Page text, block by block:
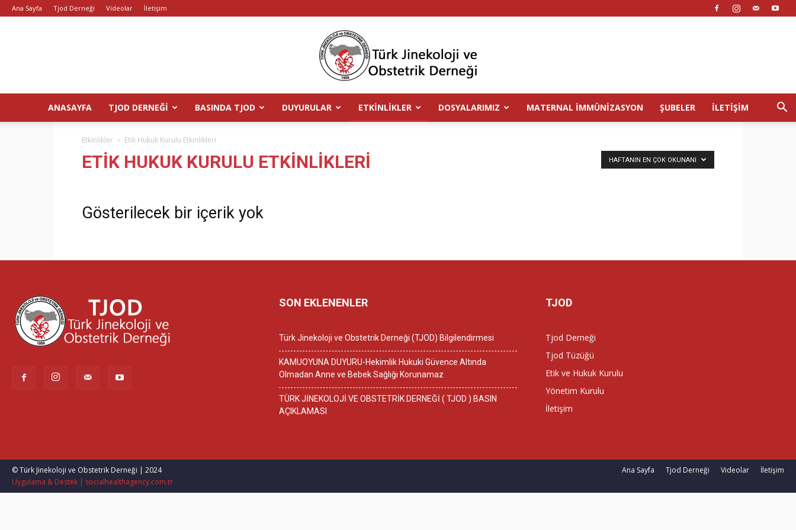
Ana Sayfa Tjod Derneği Videolar İletişim
TJOD
ANASAYFA TJOD DERNEĞI BASINDA TJOD DUYURULAR ETKINLIKLER DOSYALARIMIZ MATERNAL İMMÜNIZASYON ŞUBELER İLETIŞIM
Etkinlikler Etik Hukuk Kurulu Etkinlikleri
ETIK HUKUK KURULU ETKINLIKLERI HAFTANIN EN ÇOK OKUNANI
Gösterilecek bir içerik yok
SON EKLENENLER
Türk Jinekoloji ve Obstetrik Derneği (TJOD) Bilgilendirmesi
KAMUOYUNA DUYURU-Hekimlik Hukuki Güvence Altında
Olmadan Anne ve Bebek Sağlığı Korunamaz
TÜRK JİNEKOLOJİ VE OBSTETRİK DERNEĞİ ( TJOD ) BASIN
AÇIKLAMASI
TJOD
Tjod Derneği
Tjod Tüzüğü
Etik ve Hukuk Kurulu
Yönetim Kurulu
İletişim
Ana Sayfa Tjod Derneği Videolar İletişim
© Türk Jinekoloji ve Obstetrik Derneği | 2024
Uygulama & Destek | socialhealthagency.com.tr